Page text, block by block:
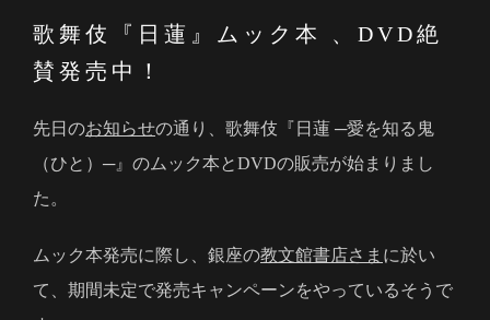
歌舞伎『日蓮』ムック本 、DVD絶
賛発売中！
先日のお知らせの通り、歌舞伎『日蓮 ─愛を知る鬼
（ひと）─』のムック本とDVDの販売が始まりまし
た。
ムック本発売に際し、銀座の教文館書店さま に於い
て、期間未定で発売キャンペーンをやっているそうで